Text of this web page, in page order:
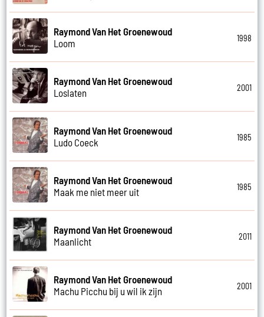
Raymond Van Het Groenewoud
Loom
1998
Raymond Van Het Groenewoud
Loslaten
2001
Raymond Van Het Groenewoud
Ludo Coeck
1985
Raymond Van Het Groenewoud
Maak me niet meer uit
1985
Raymond Van Het Groenewoud
Maanlicht
2011
Raymond Van Het Groenewoud
Machu Picchu bij u wil ik zijn
2001